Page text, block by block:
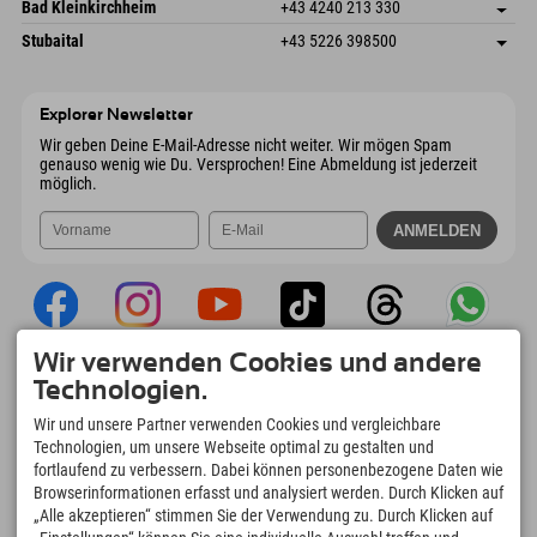
Österreich
Buchen
Österreich
Buchen
Bad Kleinkirchheim +43 4240 213 330
Dorfstraße 24
9546 Bad Kleinkirchheim
Adresse speichern
Anreiseinfos
Stubaital +43 5226 398500
Explorer Newsletter
Wir geben Deine E-Mail-Adresse nicht weiter. Wir mögen Spam
genauso wenig wie Du. Versprochen! Eine Abmeldung ist jederzeit
möglich.
Explorer App
Upload Deiner #ExplorerMoments, Mein
Explorer To Go mit Buchungsübersicht,
Bucketlist, Restaurantübersicht uvm. Jetzt
downloaden!
Wir verwenden Cookies und andere
Technologien.
Wir und unsere Partner verwenden Cookies und vergleichbare
Technologien, um unsere Webseite optimal zu gestalten und
fortlaufend zu verbessern. Dabei können personenbezogene Daten wie
Browserinformationen erfasst und analysiert werden. Durch Klicken auf
„Alle akzeptieren“ stimmen Sie der Verwendung zu. Durch Klicken auf